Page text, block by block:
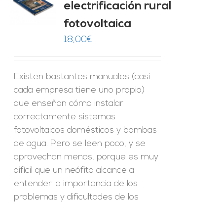
electrificación rural
fotovoltaica
18,00€
Existen bastantes manuales (casi
cada empresa tiene uno propio)
que enseñan cómo instalar
correctamente sistemas
fotovoltaicos domésticos y bombas
de agua. Pero se leen poco, y se
aprovechan menos, porque es muy
difícil que un neófito alcance a
entender la importancia de los
problemas y dificultades de los